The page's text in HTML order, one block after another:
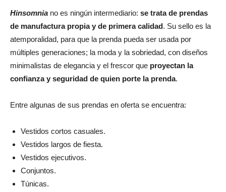
Hinsomnia no es ningún intermediario: se trata de prendas
de manufactura propia y de primera calidad. Su sello es la
atemporalidad, para que la prenda pueda ser usada por
múltiples generaciones; la moda y la sobriedad, con diseños
minimalistas de elegancia y el frescor que proyectan la
confianza y seguridad de quien porte la prenda.
Entre algunas de sus prendas en oferta se encuentra:
Vestidos cortos casuales.
Vestidos largos de fiesta.
Vestidos ejecutivos.
Conjuntos.
Túnicas.